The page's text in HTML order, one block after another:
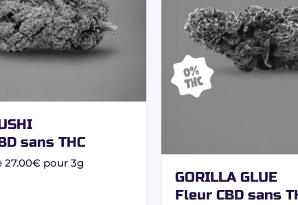
et motivation.
de somnolence.
le café.
études ou les activités artistiques tout en restant
CBD 0.00%
laboratoire indépendant certifiant :
sans THC
27.00€ pour 3g
GORILLA GLUE
Fleur CBD sans